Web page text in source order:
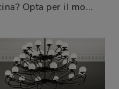
Tempo di attualizzare la cucina? Opta per il modello Opera 01 Arredo3 tra le nostre Cucine Classiche con isola.